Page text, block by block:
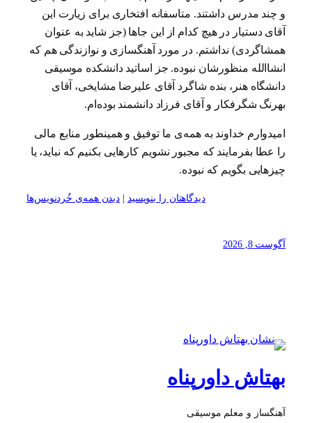
و چند مدرس داشتند. متاسفانه افتخاری برای زیارت این
آقای دستیار در هیچ کدام از این جاها (جز شاید به عنوان
همشاگردی) نداشتم. در مورد آهنگسازی و نوازندگی هم که
انشاالله منظورشان نبوده. جز اساتید دانشکده موسیقی
دانشگاه هنر، بنده شاگرد آقای علیرضا مشایخی، آقای
بهرنگ شگرفکار و آقای فرزاد دانشمند بوده‌ام.
امیدوارم خداوند به همه‌ی ما توفیق و همینطور منابع مالی
را عطا بفرمایند که مجبور نشویم کارهایی بکنیم که نباید، یا
چیزهایی بگویم که نبوده.
دیدگاهتان را بنویسید | دیدن همه‌ی خُردنویس‌ها
آگوست 8, 2026
بهتاش داورپناه
آهنگساز و معلم موسیقی